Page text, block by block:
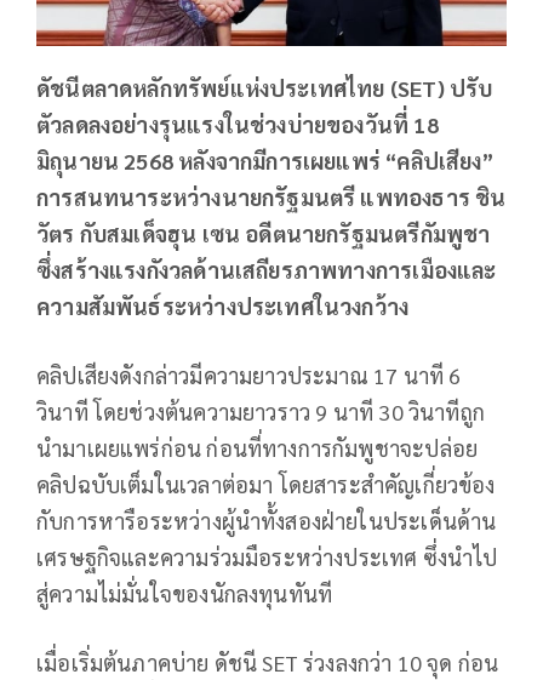
ดัชนีตลาดหลักทรัพย์แห่งประเทศไทย (SET) ปรับ
ตัวลดลงอย่างรุนแรงในช่วงบ่ายของวันที่ 18
มิถุนายน 2568 หลังจากมีการเผยแพร่ “คลิปเสียง”
การสนทนาระหว่างนายกรัฐมนตรี แพทองธาร ชิน
วัตร กับสมเด็จฮุน เซน อดีตนายกรัฐมนตรีกัมพูชา
ซึ่งสร้างแรงกังวลด้านเสถียรภาพทางการเมืองและ
ความสัมพันธ์ระหว่างประเทศในวงกว้าง
คลิปเสียงดังกล่าวมีความยาวประมาณ 17 นาที 6
วินาที โดยช่วงต้นความยาวราว 9 นาที 30 วินาทีถูก
นำมาเผยแพร่ก่อน ก่อนที่ทางการกัมพูชาจะปล่อย
คลิปฉบับเต็มในเวลาต่อมา โดยสาระสำคัญเกี่ยวข้อง
กับการหารือระหว่างผู้นำทั้งสองฝ่ายในประเด็นด้าน
เศรษฐกิจและความร่วมมือระหว่างประเทศ ซึ่งนำไป
สู่ความไม่มั่นใจของนักลงทุนทันที
เมื่อเริ่มต้นภาคบ่าย ดัชนี SET ร่วงลงกว่า 10 จุด ก่อน